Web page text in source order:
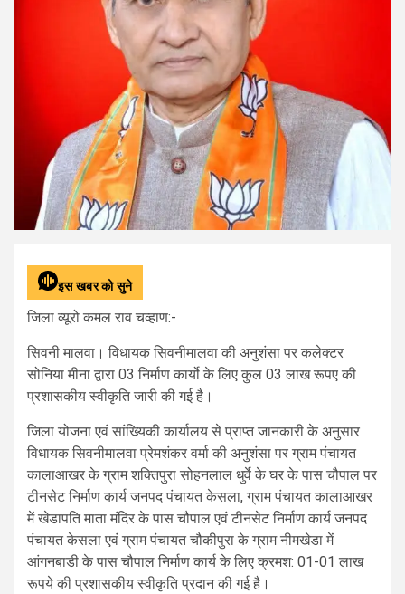
इस खबर को सुने
जिला व्यूरो कमल राव चव्हाण:-
सिवनी मालवा। विधायक सिवनीमालवा की अनुशंसा पर कलेक्टर
सोनिया मीना द्वारा 03 निर्माण कार्यो के लिए कुल 03 लाख रूपए की
प्रशासकीय स्वीकृति जारी की गई है।
जिला योजना एवं सांख्यिकी कार्यालय से प्राप्त जानकारी के अनुसार
विधायक सिवनीमालवा प्रेमशंकर वर्मा की अनुशंसा पर ग्राम पंचायत
कालाआखर के ग्राम शक्तिपुरा सोहनलाल धुर्वे के घर के पास चौपाल पर
टीनसेट निर्माण कार्य जनपद पंचायत केसला, ग्राम पंचायत कालाआखर
में खेडापति माता मंदिर के पास चौपाल एवं टीनसेट निर्माण कार्य जनपद
पंचायत केसला एवं ग्राम पंचायत चौकीपुरा के ग्राम नीमखेडा में
आंगनबाडी के पास चौपाल निर्माण कार्य के लिए क्रमश: 01-01 लाख
रूपये की प्रशासकीय स्‍वीकृति प्रदान की गई है।